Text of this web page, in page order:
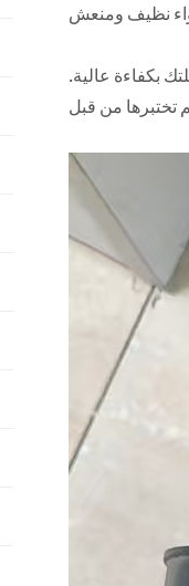
نظيف ومنعش
بكفاءة عالية.